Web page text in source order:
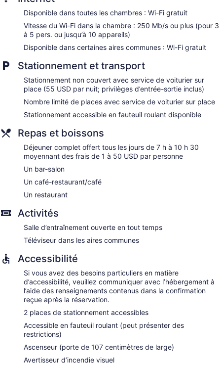
Disponible dans toutes les chambres : Wi-Fi gratuit
Vitesse du Wi-Fi dans la chambre : 250 Mb/s ou plus (pour 3
à 5 pers. ou jusqu’à 10 appareils)
Disponible dans certaines aires communes : Wi-Fi gratuit
Stationnement et transport
Stationnement non couvert avec service de voiturier sur
place (55 USD par nuit; privilèges d’entrée-sortie inclus)
Nombre limité de places avec service de voiturier sur place
Stationnement accessible en fauteuil roulant disponible
Repas et boissons
Déjeuner complet offert tous les jours de 7 h à 10 h 30
moyennant des frais de 1 à 50 USD par personne
Un bar-salon
Un café-restaurant/café
Un restaurant
Activités
Salle d’entraînement ouverte en tout temps
Téléviseur dans les aires communes
Accessibilité
Si vous avez des besoins particuliers en matière
d’accessibilité, veuillez communiquer avec l’hébergement à
l’aide des renseignements contenus dans la confirmation
reçue après la réservation.
2 places de stationnement accessibles
Accessible en fauteuil roulant (peut présenter des
restrictions)
Ascenseur (porte de 107 centimètres de large)
Avertisseur d’incendie visuel